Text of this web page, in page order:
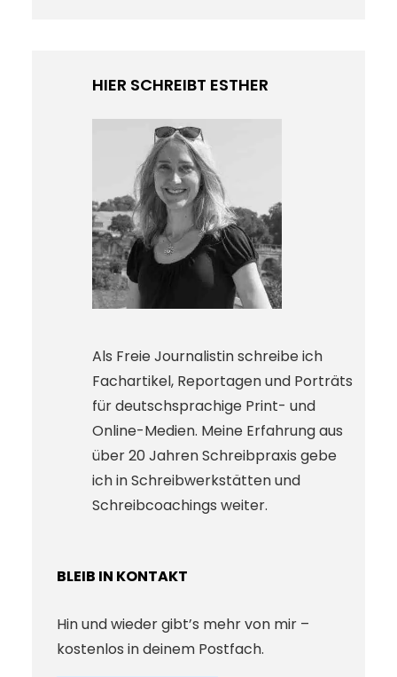
HIER SCHREIBT ESTHER
Als Freie Journalistin schreibe ich
Fachartikel, Reportagen und Porträts
für deutschsprachige Print- und
Online-Medien. Meine Erfahrung aus
über 20 Jahren Schreibpraxis gebe
ich in Schreibwerkstätten und
Schreibcoachings weiter.
BLEIB IN KONTAKT
Hin und wieder gibt’s mehr von mir –
kostenlos in deinem Postfach.